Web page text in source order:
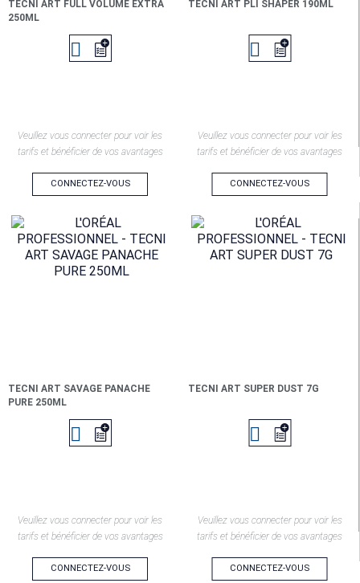
TECNI ART FULL VOLUME EXTRA
250ML

Veuillez vous connecter pour voir les
tarifs et bénéficier de vos avantages
CONNECTEZ-VOUS
TECNI ART PLI SHAPER 190ML

Veuillez vous connecter pour voir les
tarifs et bénéficier de vos avantages
CONNECTEZ-VOUS
TECNI ART SAVAGE PANACHE
PURE 250ML

Veuillez vous connecter pour voir les
tarifs et bénéficier de vos avantages
CONNECTEZ-VOUS
TECNI ART SUPER DUST 7G

Veuillez vous connecter pour voir les
tarifs et bénéficier de vos avantages
CONNECTEZ-VOUS